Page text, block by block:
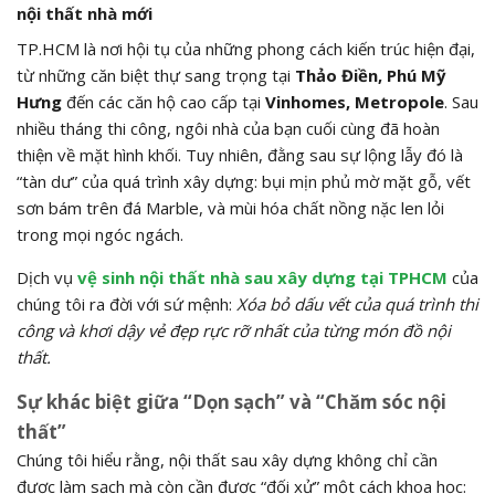
nội thất nhà mới
TP.HCM là nơi hội tụ của những phong cách kiến trúc hiện đại,
từ những căn biệt thự sang trọng tại Thảo Điền, Phú Mỹ
Hưng đến các căn hộ cao cấp tại Vinhomes, Metropole. Sau
nhiều tháng thi công, ngôi nhà của bạn cuối cùng đã hoàn
thiện về mặt hình khối. Tuy nhiên, đằng sau sự lộng lẫy đó là
“tàn dư” của quá trình xây dựng: bụi mịn phủ mờ mặt gỗ, vết
sơn bám trên đá Marble, và mùi hóa chất nồng nặc len lỏi
trong mọi ngóc ngách.
Dịch vụ vệ sinh nội thất nhà sau xây dựng tại TPHCM của
chúng tôi ra đời với sứ mệnh: Xóa bỏ dấu vết của quá trình thi
công và khơi dậy vẻ đẹp rực rỡ nhất của từng món đồ nội
thất.
Sự khác biệt giữa “Dọn sạch” và “Chăm sóc nội
thất”
Chúng tôi hiểu rằng, nội thất sau xây dựng không chỉ cần
được làm sạch mà còn cần được “đối xử” một cách khoa học: